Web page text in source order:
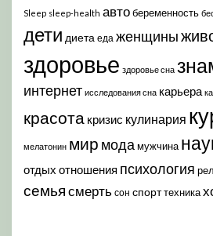
Sleep sleep-health автобеременность
дети диета еда женщины
здоровье здоровье сна
интернет исследования сна карьера
красота кризис кулинария
мелатонин мир модамужчина
отдых отношения психология
семья смерть сон спорттехника